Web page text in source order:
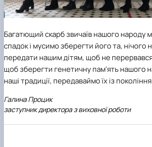
Багатющий скарб звичаїв нашого народу
спадок і мусимо зберегти його та, нічого
передати нашим дітям, щоб не
щоб зберегти генетичну пам'ять нашого
наші традиції, передаваймо їх із
Галина Процик
заступник директора з виховної роботи